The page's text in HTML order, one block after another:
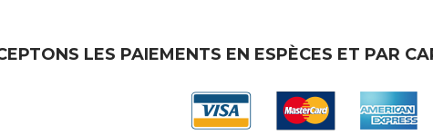
LES PAIEMENTS EN ESPÈCES ET PAR